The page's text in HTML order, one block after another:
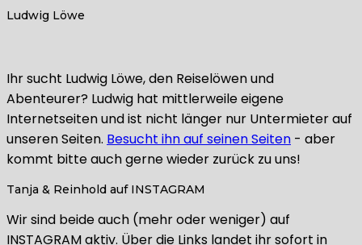
Ludwig Löwe
Ihr sucht Ludwig Löwe, den Reiselöwen und
Abenteurer? Ludwig hat mittlerweile eigene
Internetseiten und ist nicht länger nur Untermieter auf
unseren Seiten. Besucht ihn auf seinen Seiten - aber
kommt bitte auch gerne wieder zurück zu uns!
Tanja & Reinhold auf INSTAGRAM
Wir sind beide auch (mehr oder weniger) auf
INSTAGRAM aktiv. Über die Links landet ihr sofort in